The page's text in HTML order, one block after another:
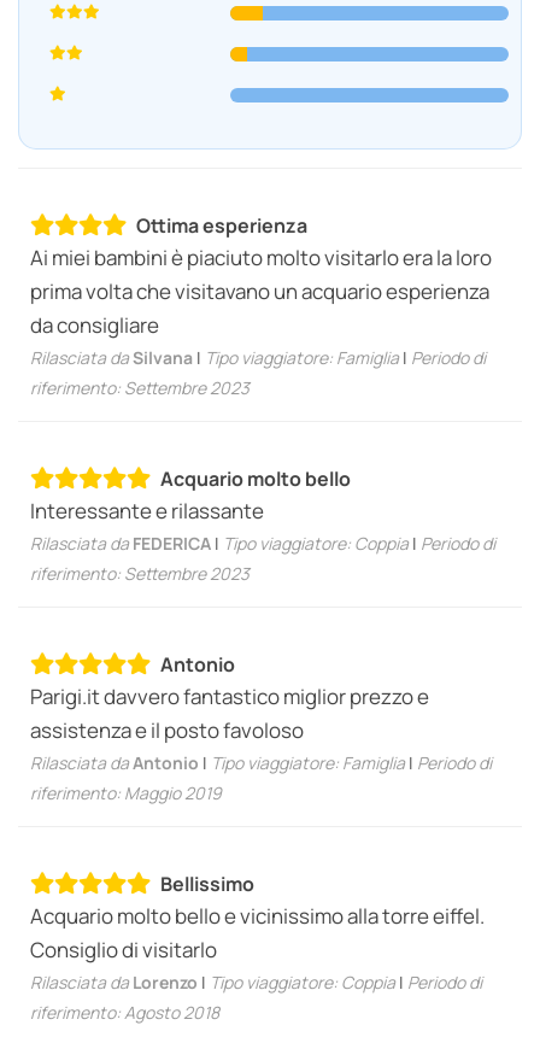
Ottima esperienza
Ai miei bambini è piaciuto molto visitarlo era la loro
prima volta che visitavano un acquario esperienza
da consigliare
Rilasciata daSilvana | Tipo viaggiatore: Famiglia| Periodo di
riferimento: Settembre 2023
Acquario molto bello
Interessante e rilassante
Rilasciata da FEDERICA | Tipo viaggiatore: Coppia| Periodo di
riferimento: Settembre 2023
Antonio
Parigi.it davvero fantastico miglior prezzo e
assistenza e il posto favoloso
Rilasciata daAntonio | Tipo viaggiatore: Famiglia| Periodo di
riferimento: Maggio 2019
Bellissimo
Acquario molto bello e vicinissimo alla torre eiffel.
Consiglio di visitarlo
Rilasciata da Lorenzo | Tipo viaggiatore: Coppia| Periodo di
riferimento: Agosto 2018